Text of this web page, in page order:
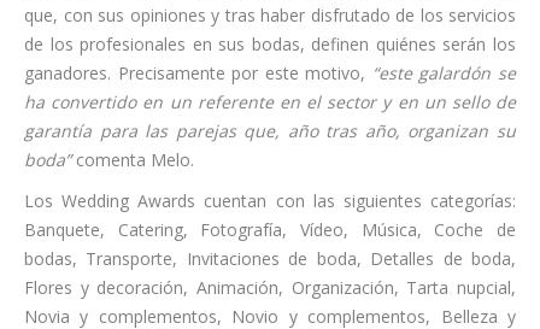
que, con sus opiniones y tras haber disfrutado de los servicios
de los profesionales en sus bodas, definen quiénes serán los
ganadores. Precisamente por este motivo, “este galardón se
ha convertido en un referente en el sector y en un sello de
garantía para las parejas que, año tras año, organizan su
boda”comenta Melo.
Los Wedding Awards cuentan con las siguientes categorías:
Banquete, Catering, Fotografía, Vídeo, Música, Coche de
bodas, Transporte, Invitaciones de boda, Detalles de boda,
Flores y decoración, Animación, Organización, Tarta nupcial,
Novia y complementos, Novio y complementos, Belleza y